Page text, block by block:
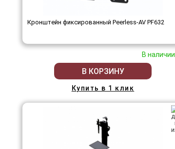
Кронштейн фиксированный Peerless-AV PF632
В наличии
В КОРЗИНУ
Купить в 1 клик